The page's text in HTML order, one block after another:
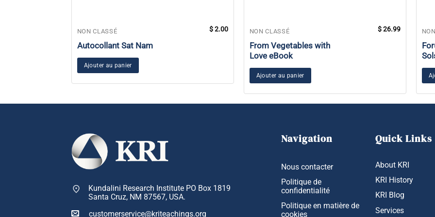
NON CLASSÉ
Autocollant Sat Nam
$2.00
Ajouter au panier
NON CLASSÉ
From Vegetables with
Love eBook
$26.99
Ajouter au panier
Kundalini Research Institute PO Box 1819
Santa Cruz, NM 87567, USA.
customerservice@kriteachings.org
Navigation
Nous contacter
Politique de
confidentialité
Politique en matière de
cookies
Quick Links
About KRI
KRI History
KRI Blog
Services